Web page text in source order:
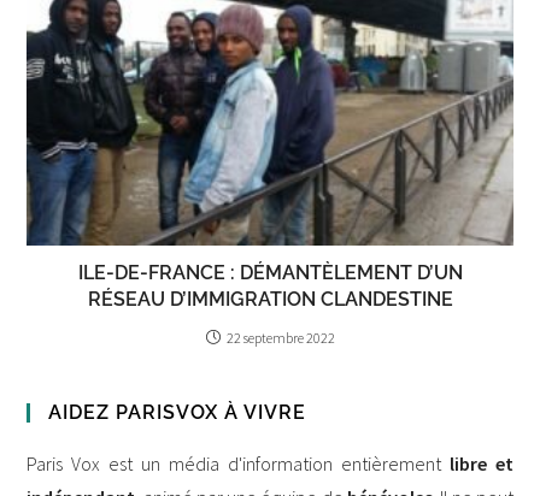
ILE-DE-FRANCE : DÉMANTÈLEMENT D’UN
RÉSEAU D’IMMIGRATION CLANDESTINE
22 septembre 2022
AIDEZ PARISVOX À VIVRE
Paris Vox est un média d'information entièrement libre et